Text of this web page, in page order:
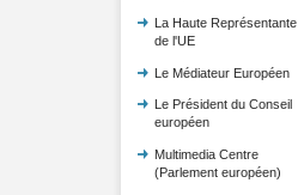
La Haute Représentante
de l'UE
Le Médiateur Européen
Le Président du Conseil
européen
Multimedia Centre
(Parlement européen)